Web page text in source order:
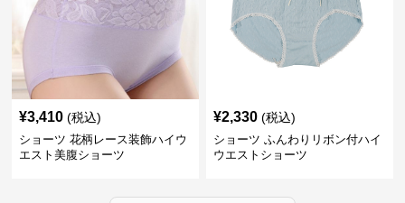
¥3,410 (税込)
ショーツ 花柄レース装飾ハイウ
エスト美腹ショーツ
¥2,330 (税込)
ショーツ ふんわりリボン付ハイ
ウエストショーツ